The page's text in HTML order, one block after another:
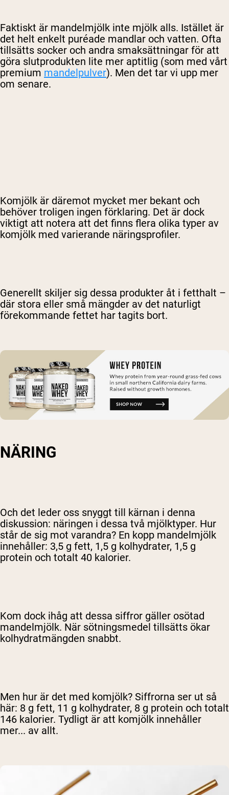
Faktiskt är mandelmjölk inte mjölk alls. Istället är
det helt enkelt puréade mandlar och vatten. Ofta
tillsätts socker och andra smaksättningar för att
göra slutprodukten lite mer aptitlig (som med vårt
premium mandelpulver). Men det tar vi upp mer
om senare.
Komjölk är däremot mycket mer bekant och
behöver troligen ingen förklaring. Det är dock
viktigt att notera att det finns flera olika typer av
komjölk med varierande näringsprofiler.
Generellt skiljer sig dessa produkter åt i fetthalt –
där stora eller små mängder av det naturligt
förekommande fettet har tagits bort.
NÄRING
Och det leder oss snyggt till kärnan i denna
diskussion: näringen i dessa två mjölktyper. Hur
står de sig mot varandra? En kopp mandelmjölk
innehåller: 3,5 g fett, 1,5 g kolhydrater, 1,5 g
protein och totalt 40 kalorier.
Kom dock ihåg att dessa siffror gäller osötad
mandelmjölk. När sötningsmedel tillsätts ökar
kolhydratmängden snabbt.
Men hur är det med komjölk? Siffrorna ser ut så
här: 8 g fett, 11 g kolhydrater, 8 g protein och totalt
146 kalorier. Tydligt är att komjölk innehåller
mer... av allt.
Shipping Country: Language: